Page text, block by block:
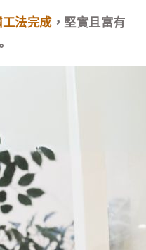
法完成，堅實且富有